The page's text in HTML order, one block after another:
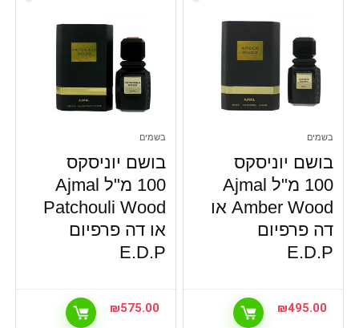
בשמים
בושם יוניסקס
100 מ"ל Ajmal
Amber Wood או
דה פרפיום
E.D.P
₪495.00
בשמים
בושם יוניסקס
100 מ"ל Ajmal
Patchouli Wood
או דה פרפיום
E.D.P
₪575.00